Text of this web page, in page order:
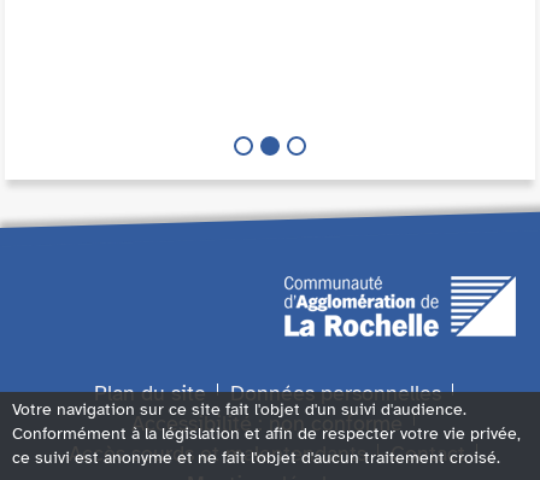
Plan du site
Données personnelles
Accessibilité : non conforme
Accès sourds et malentendants
Contact
Votre navigation sur ce site fait l'objet d'un suivi d'audience.
Conformément à la législation et afin de respecter votre vie privée,
ce suivi est anonyme et ne fait l'objet d'aucun traitement croisé.